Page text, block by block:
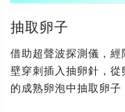
抽取卵子
借助超聲波探測儀，經
壁穿刺插入抽卵針，從
的成熟卵泡中抽取卵子